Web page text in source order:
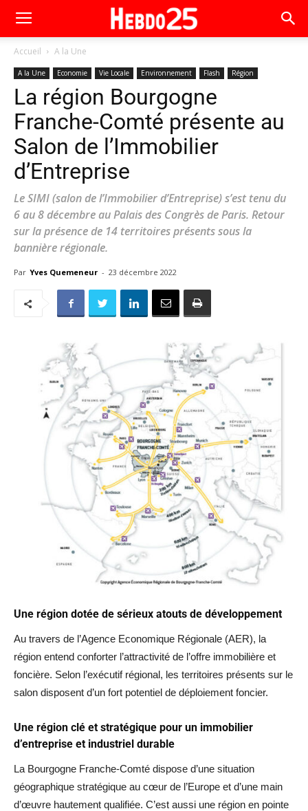
Accueil A la Une
A la Une Economie Vie Locale Environnement Flash Région
La région Bourgogne
Franche-Comté présente au
Salon de l’Immobilier
d’Entreprise
Le SIMI (salon de l’Immobilier d’Entreprise) s’est tenu du
6 au 8 décembre au Palais des Congrès de Paris. Retour
sur la présence de 14 territoires présents sous la
bannière régionale.
Par Yves Quemeneur - 23 décembre 2022
Une région dotée de sérieux atouts de développement
Au travers de l’Agence Economique Régionale (AER), la
région entend conforter l’attractivité de l’offre immobilière et
foncière. Selon l’exécutif régional, les territoires présents sur le
salon disposent d’un fort potentiel de déploiement foncier.
Une région clé et stratégique pour un immobilier
d’entreprise et industriel durable
La Bourgogne Franche-Comté dispose d’une situation
géographique stratégique au cœur de l’Europe et d’une main
d’œuvre hautement qualifiée. C’est aussi une région en pointe